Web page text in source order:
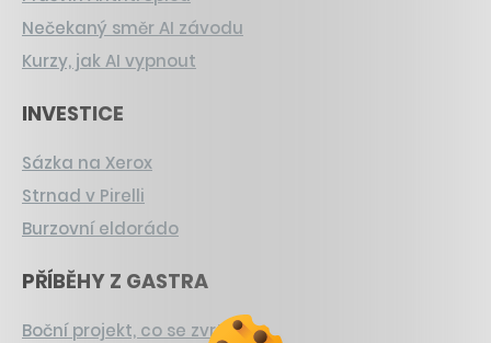
Nečekaný směr AI závodu
Kurzy, jak AI vypnout
INVESTICE
Sázka na Xerox
Strnad v Pirelli
Burzovní eldorádo
PŘÍBĚHY Z GASTRA
Boční projekt, co se zvrtnul